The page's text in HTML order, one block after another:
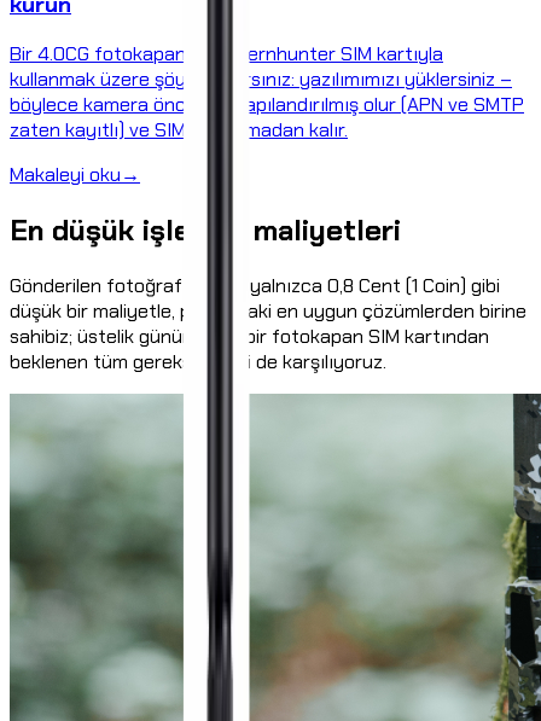
Bir 4.0CG fotokapanını Modernhunter SIM kartıyla
kullanmak üzere şöyle kurarsınız: yazılımımızı yüklersiniz –
böylece kamera önceden yapılandırılmış olur (APN ve SMTP
zaten kayıtlı) ve SIM kilidi olmadan kalır.
Makaleyi oku→
En düşük işletme maliyetleri
Gönderilen fotoğraf başına yalnızca 0,8 Cent (1 Coin) gibi
düşük bir maliyetle, piyasadaki en uygun çözümlerden birine
sahibiz; üstelik günümüzde bir fotokapan SIM kartından
beklenen tüm gereksinimleri de karşılıyoruz.